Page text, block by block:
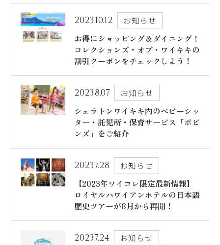
2023.10.12
お知らせ
お得にショッピング＆ダイニング！
コレクションズ・オブ・ワイキキの
割引クーポンをチェックしよう！
2023.8.07
お知らせ
シェラトンワイキキ内のベビーシッ
ター・託児所・保育サービス「ポピ
ンズ」をご紹介
2023.7.28
お知らせ
【2023年ワイコレ限定最新情報】
ロイヤルハワイアンホテルの日本語
歴史ツアーが8月から再開！
2023.7.24
お知らせ
5つの特徴
よくあるご質問
ハワイの最新情報
お問い合わせ
泊数 部屋数
0名/添い寝0名/幼児0名
宿泊+航空券を検索
宿泊予約のみのお客様
シェラトン・ワイキキ・ビーチリゾート
ロイヤルハワイアン ラグジュアリーコレクションリゾート
モアナサーフライダー ウェスティンリゾート&スパ
シェラトン プリンセス・カイウラニ
シェラトン・マウイ・リゾート&スパ
ご予約内容の確認・キャンセル
CLOSE